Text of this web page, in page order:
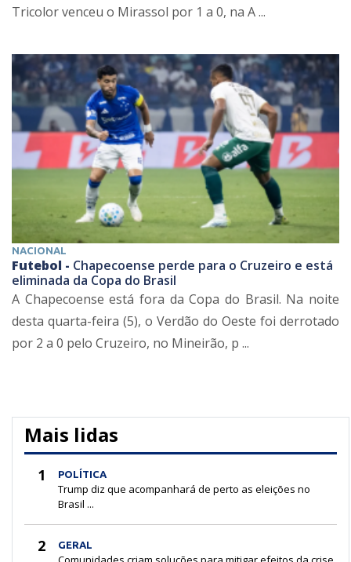
Tricolor venceu o Mirassol por 1 a 0, na A ...
NACIONAL
Futebol - Chapecoense perde para o Cruzeiro e está
eliminada da Copa do Brasil
A Chapecoense está fora da Copa do Brasil. Na noite
desta quarta-feira (5), o Verdão do Oeste foi derrotado
por 2 a 0 pelo Cruzeiro, no Mineirão, p ...
Mais lidas
1 POLÍTICA
Trump diz que acompanhará de perto as eleições no
Brasil ...
2 GERAL